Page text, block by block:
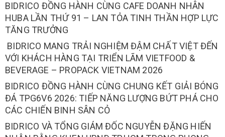
BIDRICO ĐỒNG HÀNH CÙNG CAFE DOANH NHÂN
HUBA LẦN THỨ 91 – LAN TỎA TINH THẦN HỢP LỰC
TĂNG TRƯỞNG
BIDRICO MANG TRẢI NGHIỆM ĐẬM CHẤT VIỆT ĐẾN
VỚI KHÁCH HÀNG TẠI TRIỂN LÃM VIETFOOD &
BEVERAGE – PROPACK VIETNAM 2026
BIDRICO ĐỒNG HÀNH CÙNG CHUNG KẾT GIẢI BÓNG
ĐÁ TPG6V6 2026: TIẾP NĂNG LƯỢNG BỨT PHÁ CHO
CÁC CHIẾN BINH SÂN CỎ
BIDRICO VÀ TỔNG GIÁM ĐỐC NGUYỄN ĐẶNG HIẾN